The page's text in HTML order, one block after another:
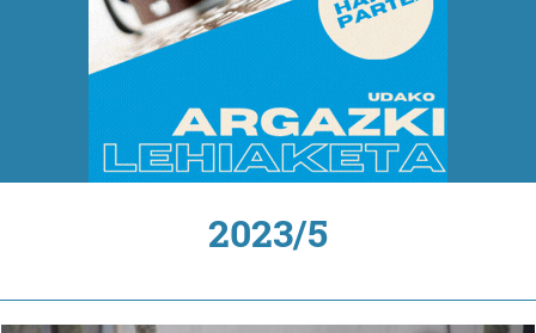
2023/5